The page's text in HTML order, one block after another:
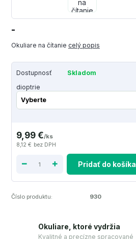
-
Okuliare na čítanie celý popis
Dostupnosť
Skladom
dioptrie
9,99 €/ks
8,12 € bez DPH
Pridať do košíka
Číslo produktu: 930
Okuliare, ktoré vydržia
Kvalitné a precízne spracované